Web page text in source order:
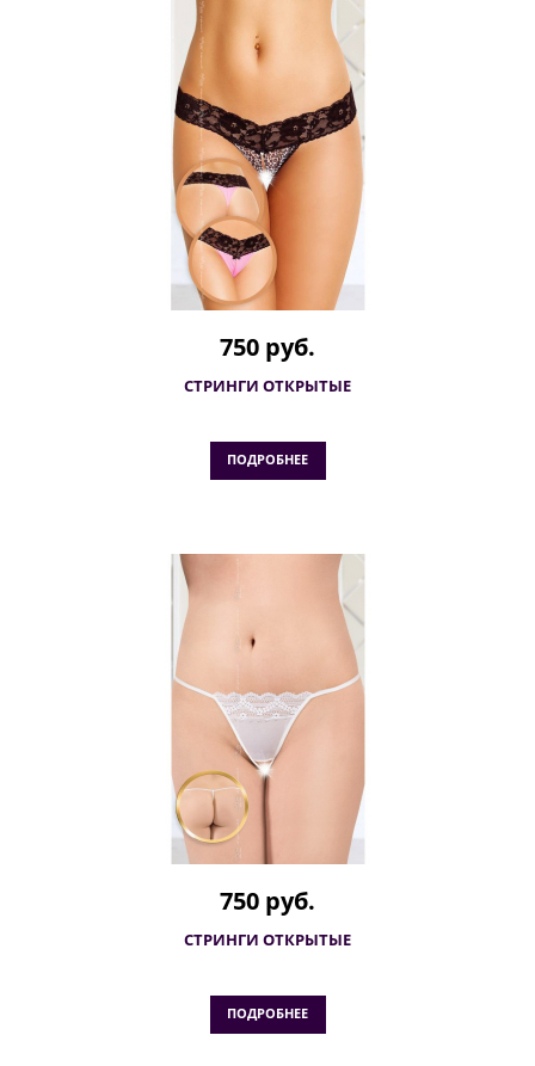
750 руб.
СТРИНГИ ОТКРЫТЫЕ
ПОДРОБНЕЕ
750 руб.
СТРИНГИ ОТКРЫТЫЕ
ПОДРОБНЕЕ